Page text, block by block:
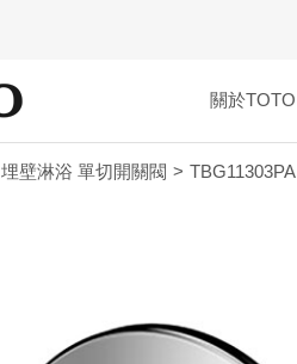
關於TOTO
埋壁淋浴 單切開關閥 TBG11303PA